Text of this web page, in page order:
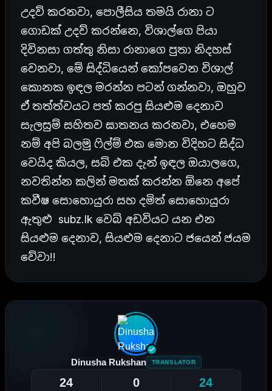
උදව් කරනවා, පොලීසිය තමයි රානා ට
ගොඩක් උදව් කරන්නෙ, විශාල්ගෙ පියා
දිවිනසා ගත්තු නිසා රානාගෙ පුතා නිදහස්
වෙනවා, මේ සිද්ධියෙන් කෝපවෙන විශාල්
කොනක ඉඳල මරන්න පටන් ගන්නවා, ඔහුව
ඒ තත්ත්වයට පත් කරපු සියළුම දෙනාව
සැලසුම් සහිතව ඝාතනය කරනවා, එහෙම
නම් අපි බලමු ෆිල්ම් එක මොන විදිහට සිද්ධ
වෙයිද කියල, සබ් එක දැන් ඉඳල ඔයාලගෙ,
නවතින්න කලින් මතක් කරන්න ඕනෙ අපේ
කවීෂ සොහොයුරා සහ දමිත් සොහොයුරා
ඇතුළු subz.lk වෙබ් අඩවියට යන එන
සියළුම දෙනාව, සියළුම දෙනාට ජයෙන් ජයම
වේවා!!
Dinusha Rukshan TRANSLATOR
24 0 24